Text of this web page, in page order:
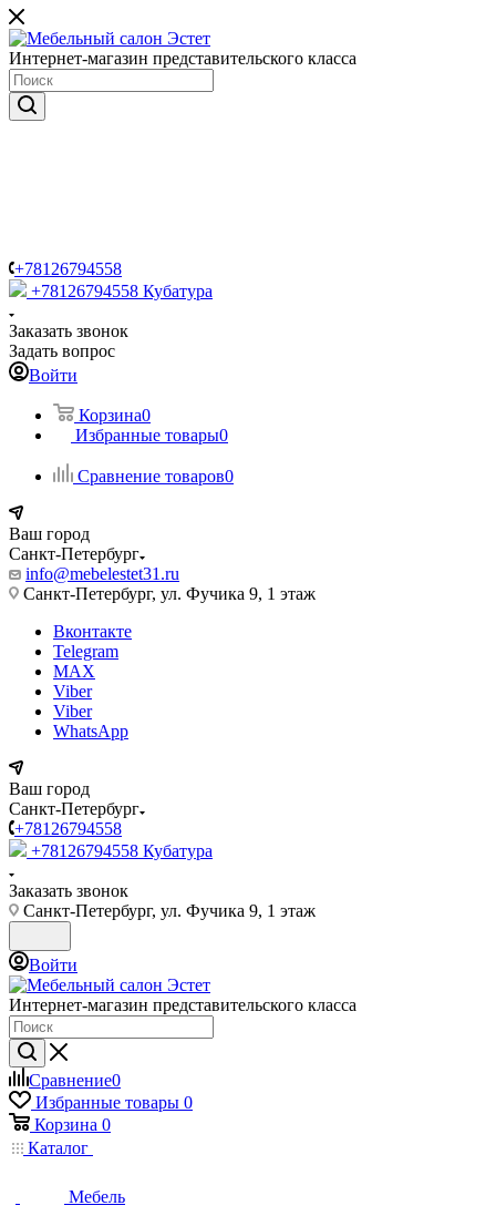
Интернет-магазин представительского класса
+78126794558
+78126794558 Кубатура
Заказать звонок
Задать вопрос
Войти
Корзина0
Избранные товары0
Сравнение товаров0
Ваш город
Санкт-Петербург
info@mebelestet31.ru
Санкт-Петербург, ул. Фучика 9, 1 этаж
Вконтакте
Telegram
MAX
Viber
Viber
WhatsApp
Ваш город
Санкт-Петербург
+78126794558
+78126794558 Кубатура
Заказать звонок
Санкт-Петербург, ул. Фучика 9, 1 этаж
Войти
Интернет-магазин представительского класса
Сравнение0
Избранные товары 0
Корзина 0
Каталог
Мебель